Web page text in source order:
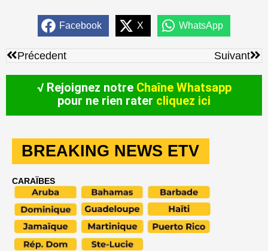
Facebook X WhatsApp
Précédent
Précedent Suivant
√ Rejoignez notre Chaîne Whatsapp
pour ne rien rater cliquez ici
BREAKING NEWS ETV
CARAÏBES